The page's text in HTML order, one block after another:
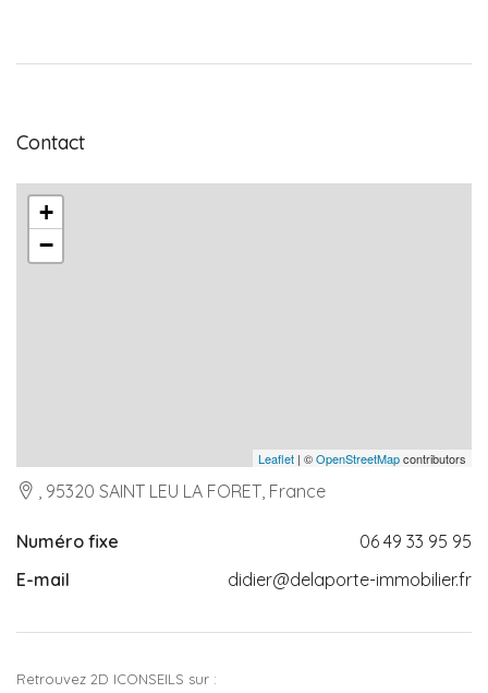
Contact
+
−
Leaflet | ©OpenStreetMapcontributors
, 95320 SAINT LEU LA FORET, France
Numéro fixe
06 49 33 95 95
E-mail
didier@delaporte-immobilier.fr
Retrouvez 2D ICONSEILS sur :